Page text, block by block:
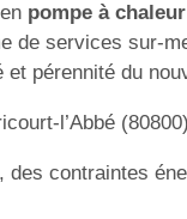
pompe à chaleur
de services
pérennité du
l’Abbé
des contraintes